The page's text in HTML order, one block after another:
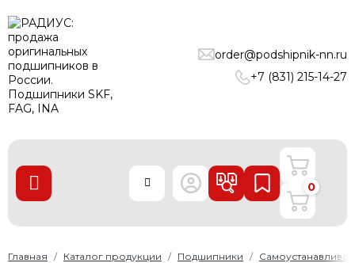
order@podshipnik-nn.ru
+7 (831) 215-14-27
ПОДШИПНИКИ
ЛИНЕЙНЫЕ ТЕХНОЛОГИИ
РЕМНИ
О нас
Доставка и оплата
0
Главная Каталог продукции Подшипники